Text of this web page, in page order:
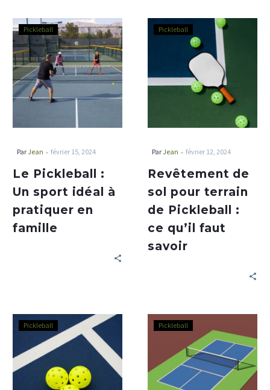
Pickleball
ParJean - février 15, 2024
Le Pickleball :
Un sport idéal à
pratiquer en
famille
Pickleball
ParJean - février 12, 2024
Revêtement de
sol pour terrain
de Pickleball :
ce qu’il faut
savoir
Pickleball Pickleball